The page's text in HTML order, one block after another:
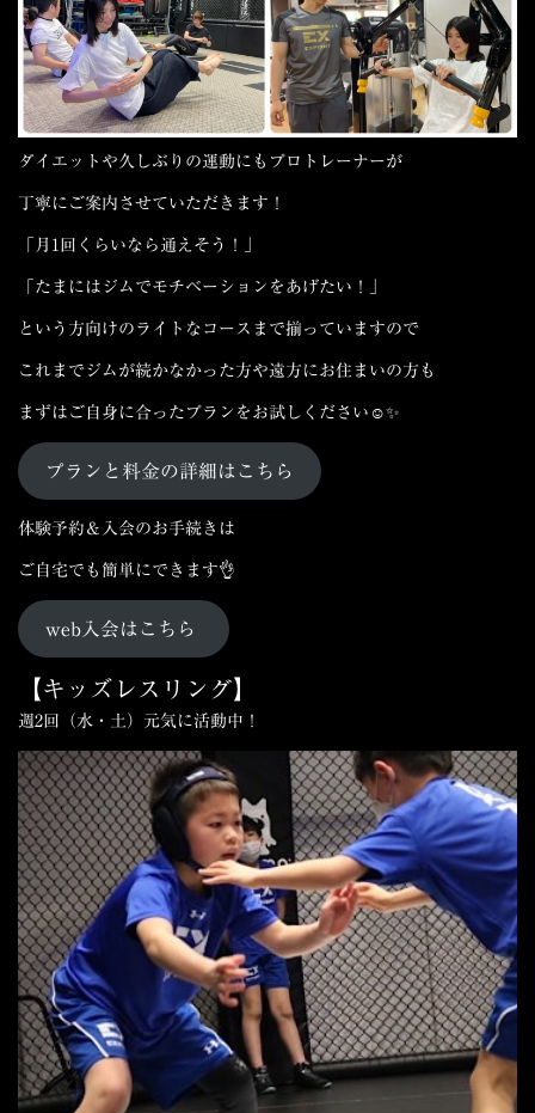
ダイエットや久しぶりの運動にもプロトレーナーが
丁寧にご案内させていただきます！
「月1回くらいなら通えそう！」
「たまにはジムでモチベーションをあげたい！」
という方向けのライトなコースまで揃っていますので
これまでジムが続かなかった方や遠方にお住まいの方も
まずはご自身に合ったプランをお試しください☺️✨
プランと料金の詳細はこちら
体験予約＆入会のお手続きは
ご自宅でも簡単にできます👌
web入会はこちら
【 キッズレスリング】
週2回（水・土）元気に活動中！